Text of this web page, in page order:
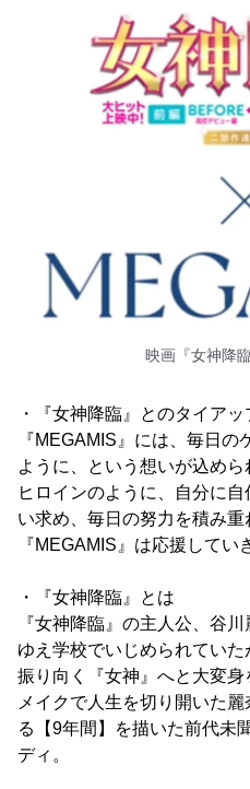
映画『女神降
・『女神降臨』とのタイアッ
『MEGAMIS』には、毎日
ように、という想いが込め
ヒロインのように、自分に
い求め、毎日の努力を積み
『MEGAMIS』は応援してい
・『女神降臨』とは
『女神降臨』の主人公、谷
ゆえ学校でいじめられてい
振り向く『女神』へと大変身
メイクで人生を切り開いた麗
る【9年間】を描いた前代未
ディ。